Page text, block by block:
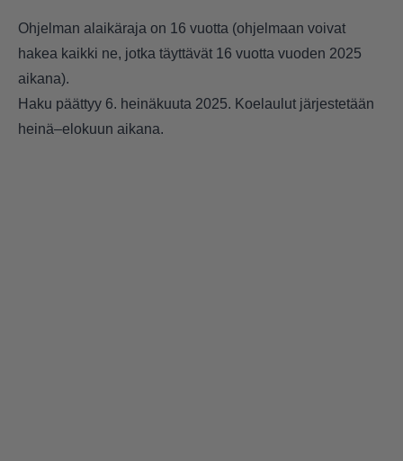
Ohjelman alaikäraja on 16 vuotta (ohjelmaan voivat
hakea kaikki ne, jotka täyttävät 16 vuotta vuoden 2025
aikana).
Haku päättyy 6. heinäkuuta 2025. Koelaulut järjestetään
heinä–elokuun aikana.